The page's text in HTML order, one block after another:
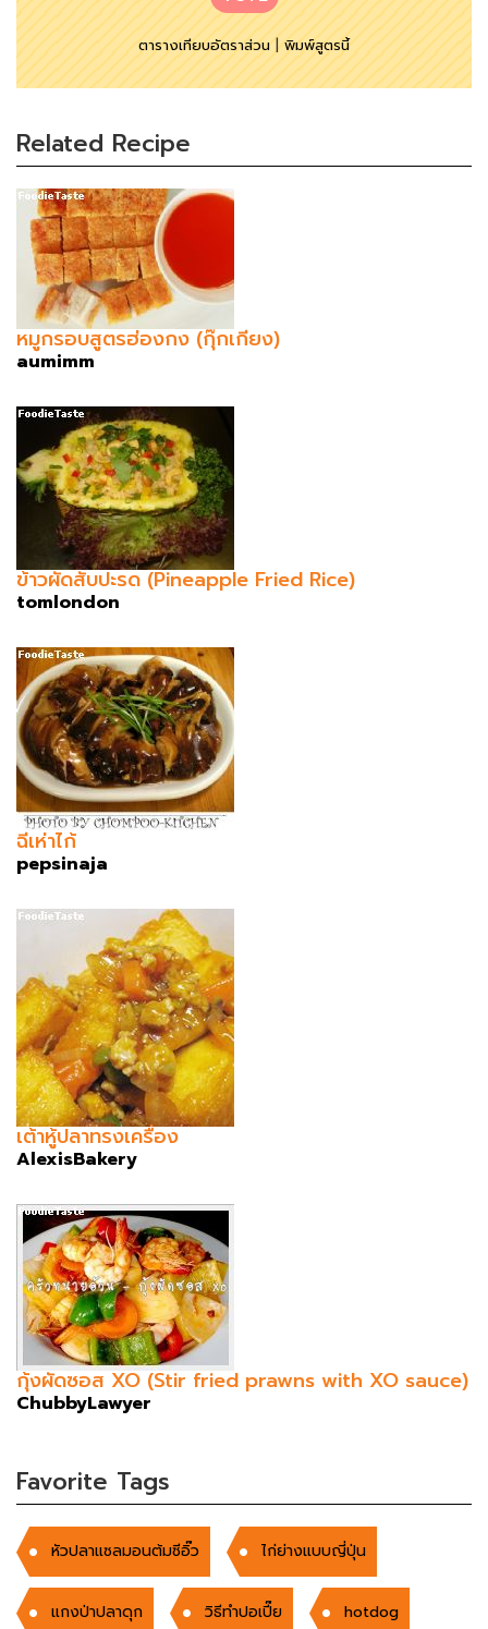
ตารางเทียบอัตราส่วน|พิมพ์สูตรนี้
Related Recipe
หมูกรอบสูตรฮ่องกง (กุ๊กเกียง)
aumimm
ข้าวผัดสับปะรด (Pineapple Fried Rice)
tomlondon
ฉีเห่าไก้
pepsinaja
เต้าหู้ปลาทรงเครื่อง
AlexisBakery
กุ้งผัดซอส XO (Stir fried prawns with XO sauce)
ChubbyLawyer
Favorite Tags
หัวปลาแซลมอนต้มซีอิ๊ว ไก่ย่างแบบญี่ปุ่น
แกงป่าปลาดุก วิธีทำปอเปี๊ย hotdog